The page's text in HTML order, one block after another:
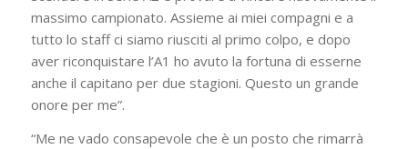
massimo campionato. Assieme ai miei compagni e a
tutto lo staff ci siamo riusciti al primo colpo, e dopo
aver riconquistare l’A1 ho avuto la fortuna di esserne
anche il capitano per due stagioni. Questo un grande
onore per me”.
“Me ne vado consapevole che è un posto che rimarrà